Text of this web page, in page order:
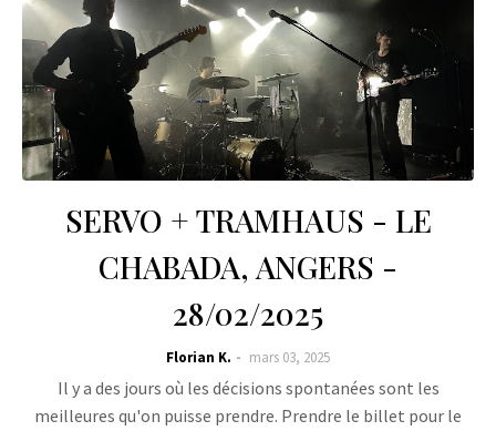
SERVO + TRAMHAUS - LE
CHABADA, ANGERS -
28/02/2025
Florian K. mars 03, 2025
Il y a des jours où les décisions spontanées sont les
meilleures qu'on puisse prendre. Prendre le billet pour le